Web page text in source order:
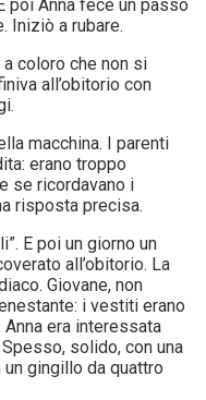
poi Anna fece un passo
Iniziò a rubare.
a coloro che non si
all’obitorio con
macchina. I parenti
erano troppo
se ricordavano i
risposta precisa.
E poi un giorno un
all’obitorio. La
Giovane, non
i vestiti erano
era interessata
Spesso, solido, con una
gingillo da quattro